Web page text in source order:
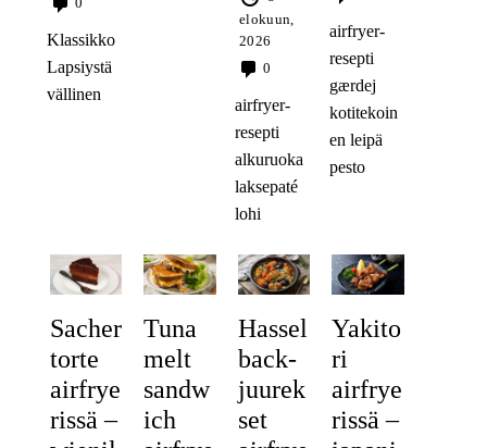
Klassikko
Lapsiystä
vällinen
elokuun,
2026
0
airfryer-
resepti
alkuruoka
laksepaté
lohi
airfryer-
resepti
gærdej
kotitekoin
en leipä
pesto
Sacher
torte
airfrye
rissä –
Tuna
melt
sandw
ich
Hassel
back-
juurek
set
Yakito
ri
airfrye
rissä –